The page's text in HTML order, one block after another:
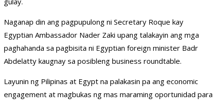
Naganap din ang pagpupulong ni Secretary Roque kay
Egyptian Ambassador Nader Zaki upang talakayin ang mga
paghahanda sa pagbisita ni Egyptian foreign minister Badr
Abdelatty kaugnay sa posibleng business roundtable.
Layunin ng Pilipinas at Egypt na palakasin pa ang economic
engagement at magbukas ng mas maraming oportunidad para